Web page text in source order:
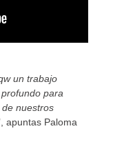
un trabajo
para
nuestros
apuntas Paloma